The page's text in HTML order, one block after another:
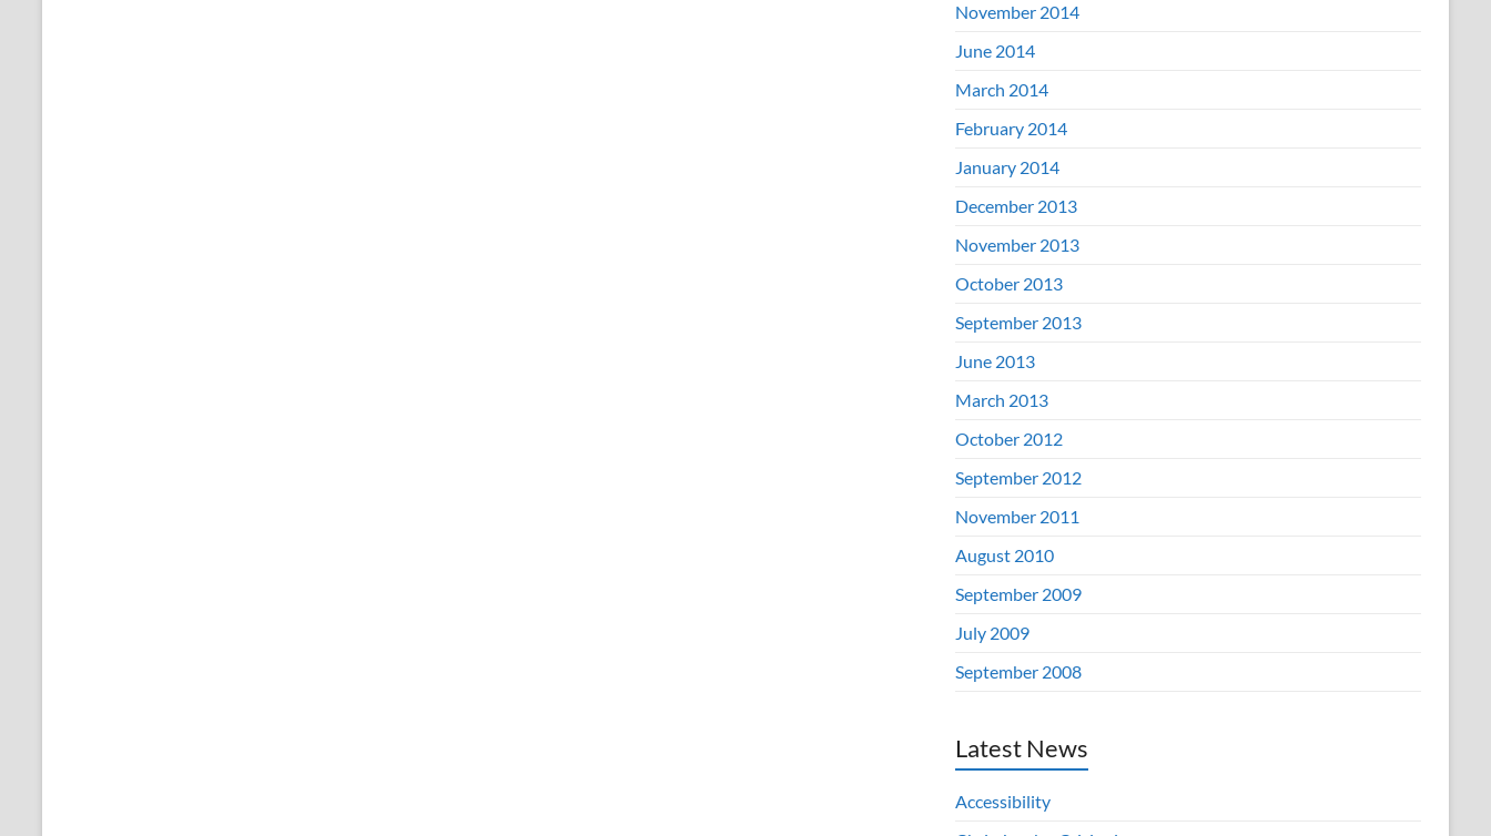
November 2014
June 2014
March 2014
February 2014
January 2014
December 2013
November 2013
October 2013
September 2013
June 2013
March 2013
October 2012
September 2012
November 2011
August 2010
September 2009
July 2009
September 2008
Latest News
Accessibility